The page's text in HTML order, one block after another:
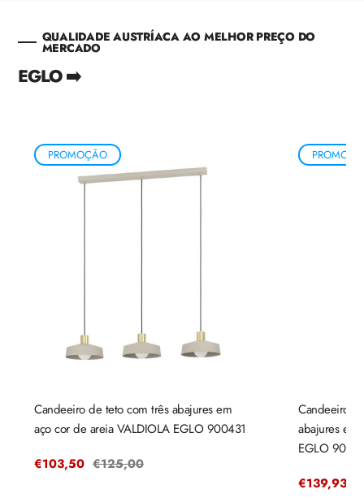
QUALIDADE AUSTRÍACA AO MELHOR PREÇO DO
MERCADO
EGLO ➡️
PROMOÇÃO
Candeeiro de teto com três abajures em
aço cor de areia VALDIOLA EGLO 900431
Preço
€103,50 Preço
€125,00
Candeeiro
abajures em
EGLO
Preço
€139,93